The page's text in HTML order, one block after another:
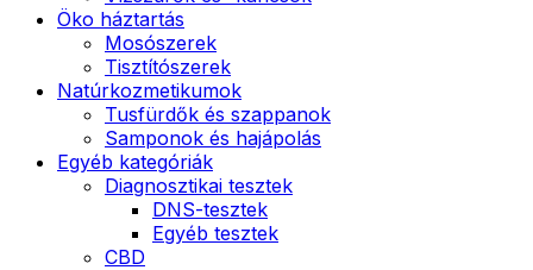
Öko háztartás
Mosószerek
Tisztítószerek
Natúrkozmetikumok
Tusfürdők és szappanok
Samponok és hajápolás
Egyéb kategóriák
Diagnosztikai tesztek
DNS-tesztek
Egyéb tesztek
CBD